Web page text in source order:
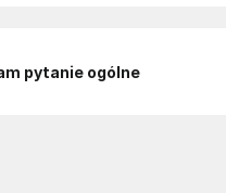
pytanie ogólne